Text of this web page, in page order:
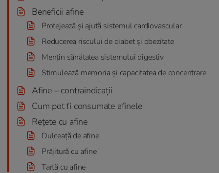
Beneficii afine
Protejează și ajută sistemul cardiovascular
Reducerea riscului de diabet și obezitate
Mențin sănătatea sistemului digestiv
Stimulează memoria și capacitatea de concentrare
Afine – contraindicații
Cum pot fi consumate afinele
Rețete cu afine
Dulceață de afine
Prăjitură cu afine
Tartă cu afine